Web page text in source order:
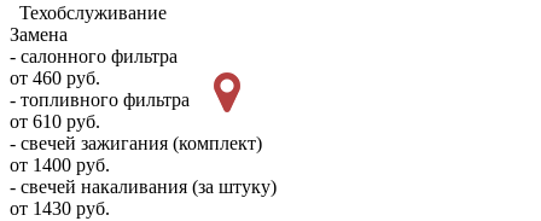
Техобслуживание
Замена
- салонного фильтра
от 460 руб.
- топливного фильтра
от 610 руб.
- свечей зажигания (комплект)
от 1400 руб.
- свечей накаливания (за штуку)
от 1430 руб.